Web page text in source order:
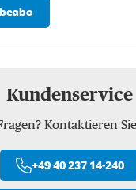
Kundenservice
Kontaktieren
+49 40 237 14-240